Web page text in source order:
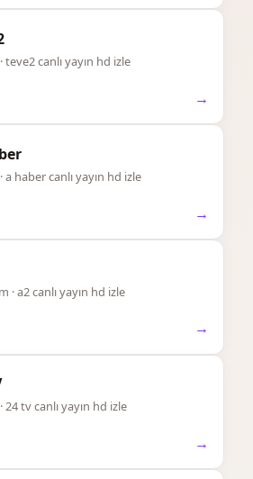
teve2 canlı yayın hd izle
→
a haber canlı yayın hd izle
→
· a2 canlı yayın hd izle
→
24 tv canlı yayın hd izle
→